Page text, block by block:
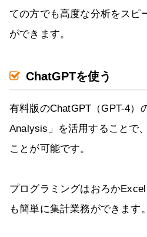
ての方でも高度な分析をスピ
ができます。
ChatGPTを使う
有料版のChatGPT（GPT-4）
Analysis」を活用することで
ことが可能です。
プログラミングはおろか
も簡単に集計業務ができます。